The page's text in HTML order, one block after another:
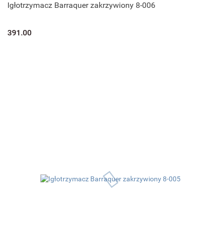
Igłotrzymacz Barraquer zakrzywiony 8-006
391.00